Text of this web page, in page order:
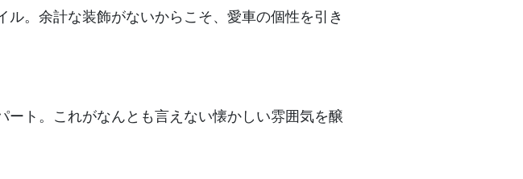
。余計な装飾がないからこそ、愛車の個性を引き
ト。これがなんとも言えない懐かしい雰囲気を醸